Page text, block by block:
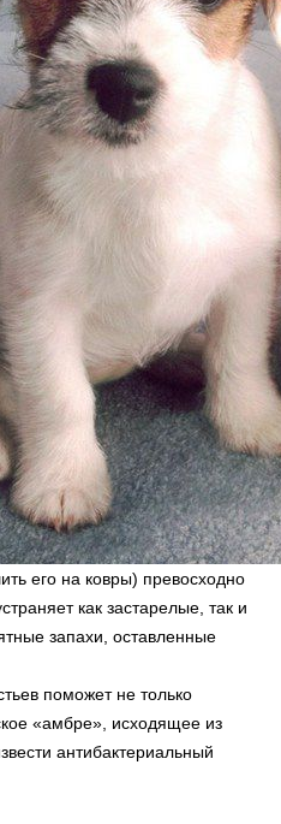
его на ковры) превосходно
как застарелые, так и
запахи, оставленные
поможет не только
«амбре», исходящее из
антибактериальный